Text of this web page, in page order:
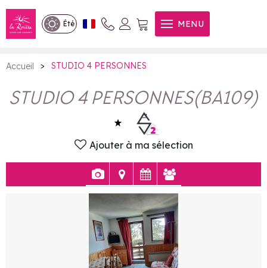
Été MENU
STUDIO 4 PERSONNES
Accueil > STUDIO 4 PERSONNES
STUDIO 4 PERSONNES(BA109)
Ajouter à ma sélection